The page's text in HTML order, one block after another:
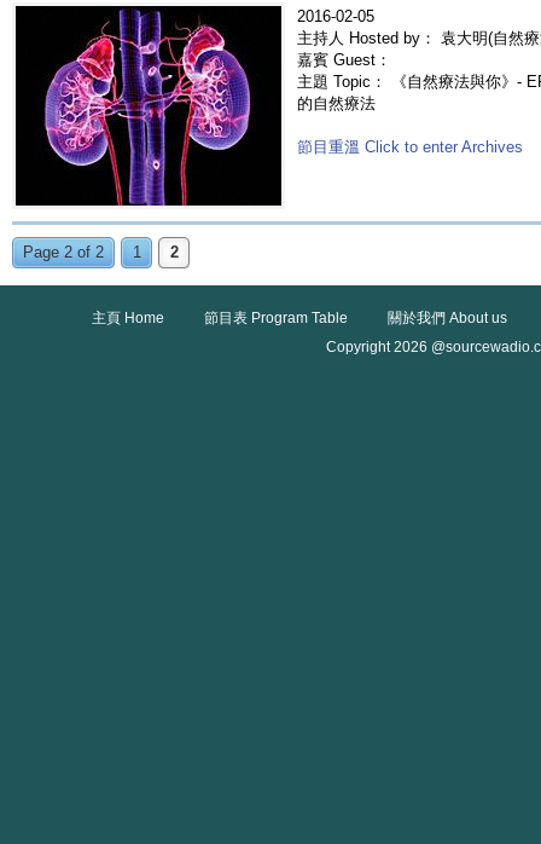
2016-02-05
主持人 Hosted by： 袁大明(自然
嘉賓 Guest：
主題 Topic： 《自然療法與你》-
的自然療法
節目重溫 Click to enter Archives
Page 2 of 2 1 2
主頁 Home 節目表 Program Table
關於我們 About us
Copyright 2026